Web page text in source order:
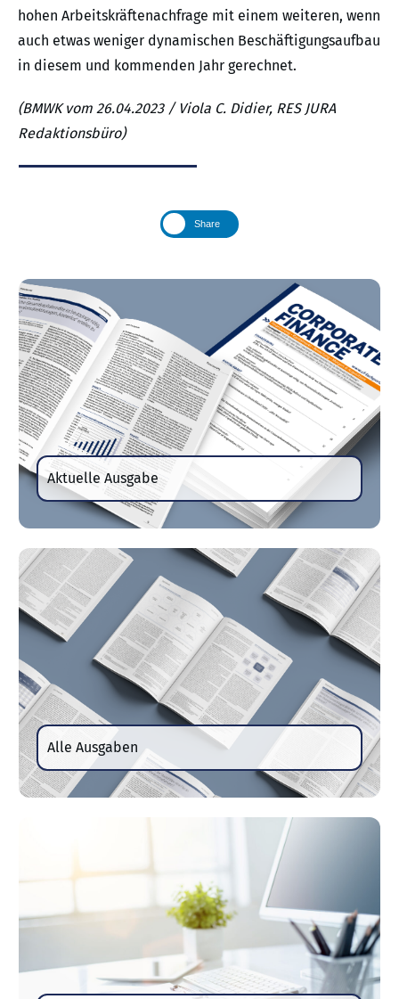
hohen Arbeitskräftenachfrage mit einem weiteren, wenn
auch etwas weniger dynamischen Beschäftigungsaufbau
in diesem und kommenden Jahr gerechnet.
(BMWK vom 26.04.2023 / Viola C. Didier, RES JURA
Redaktionsbüro)
Share
Aktuelle Ausgabe
Alle Ausgaben